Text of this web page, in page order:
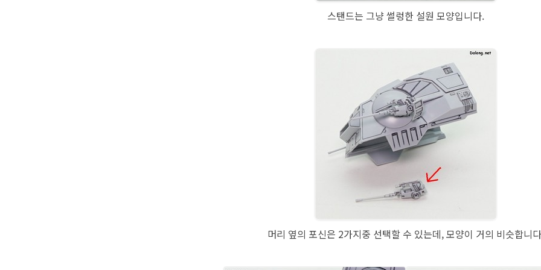
스탠드는 그냥 썰렁한 설원 모양입니다.
머리 옆의 포신은 2가지중 선택할 수 있는데, 모양이 거의 비슷합니